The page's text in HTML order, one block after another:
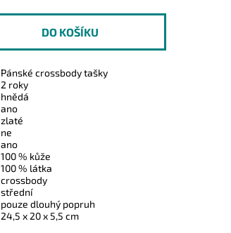
Pánské crossbody tašky
2 roky
hnědá
ano
zlaté
ne
ano
100 % kůže
100 % látka
crossbody
střední
pouze dlouhý popruh
24,5 x 20 x 5,5 cm